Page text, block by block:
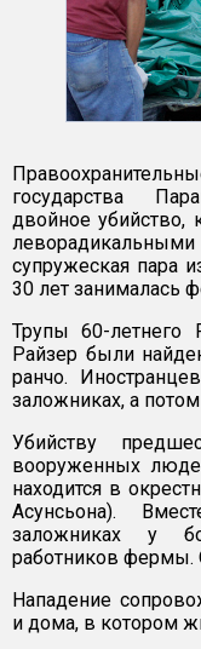
государства
двойное убийство,
супружеская пара
30 лет занималась
Трупы 60-летнего
Райзер были
ранчо.
заложниках, а
Убийству
вооруженных
находится в
Асунсьона).
заложниках у
работников фермы.
Нападение
и дома, в котором